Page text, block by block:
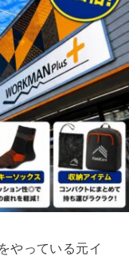
やっている元イ